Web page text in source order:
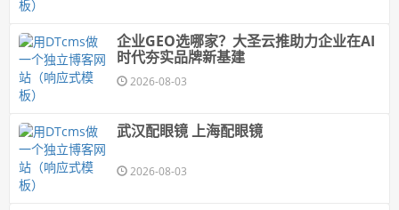
企业GEO选哪家？大圣云推助力企业在AI
时代夯实品牌新基建
2026-08-03
武汉配眼镜 上海配眼镜
2026-08-03